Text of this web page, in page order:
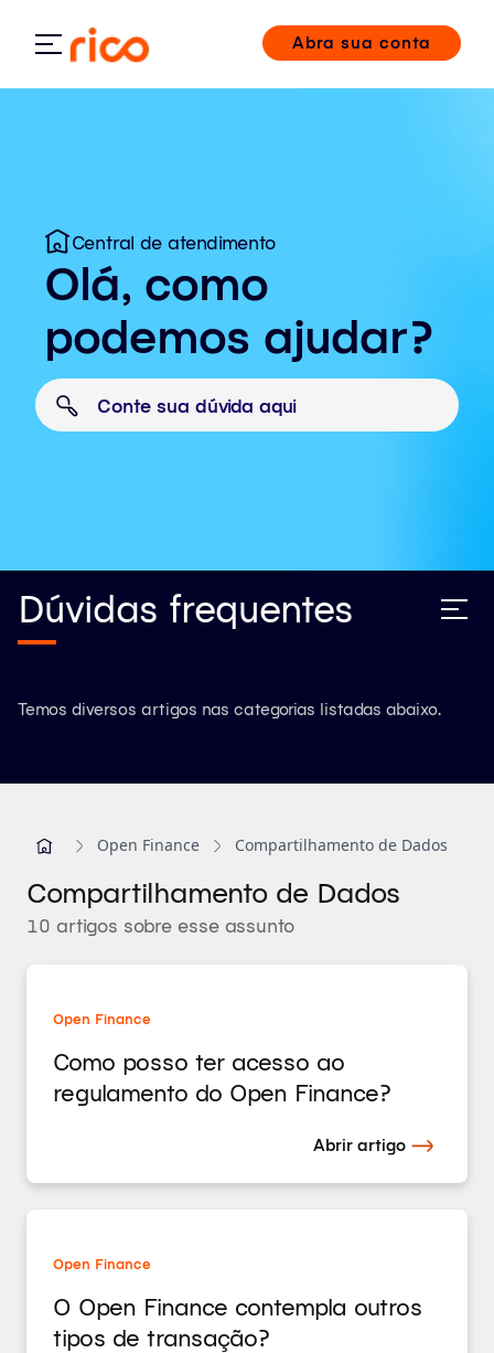
Abra sua conta
Central de atendimento
Olá, como
podemos ajudar?
Dúvidas frequentes
Temos diversos artigos nas categorias listadas abaixo.
Open Finance Compartilhamento de Dados
Compartilhamento de Dados
10 artigos sobre esse assunto
Open Finance
Como posso ter acesso ao
regulamento do Open Finance?
Abrir artigo
Open Finance
O Open Finance contempla outros
tipos de transação?